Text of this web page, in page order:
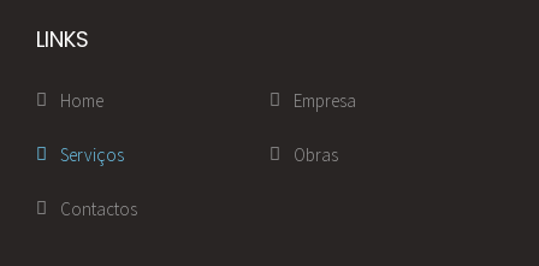
LINKS
Home Empresa
Serviços Obras
Contactos